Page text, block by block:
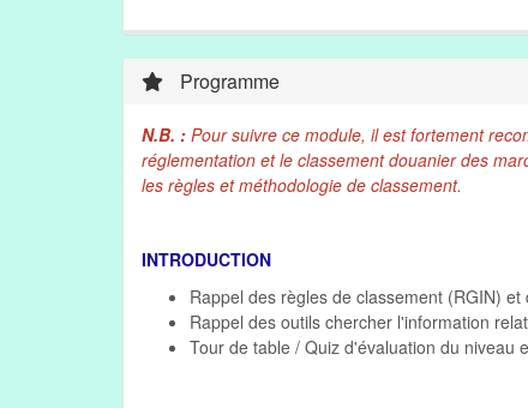
Programme
N.B. : Pour suivre ce module, il est fortement
réglementation et le classement douanier des
les règles et méthodologie de classement.
INTRODUCTION
Rappel des règles de classement (RGIN)
Rappel des outils chercher l'information
Tour de table / Quiz d'évaluation du niveau